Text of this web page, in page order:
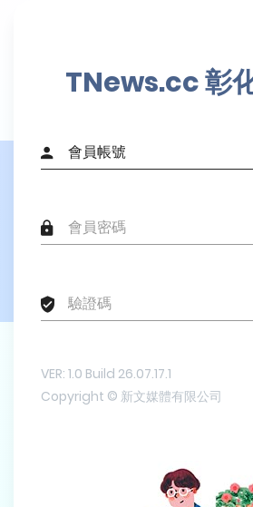
TNews.cc 彰
VER: 1.0 Build 26.07.17.1
Copyright © 新文媒體有限公司